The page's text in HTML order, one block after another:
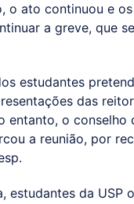
o ato continuou e
a greve, que
estudantes
das
entanto, o conselho
a reunião, por
estudantes da USP